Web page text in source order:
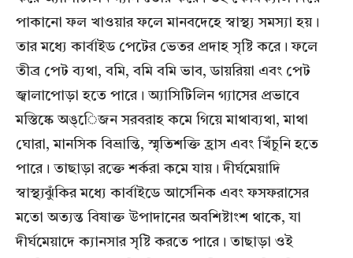
পাকানো ফল খাওয়ার ফলে মানবদেহে স্বাস্থ্য সমস্যা হয়।
তার মধ্যে কার্বাইড পেটের ভেতর প্রদাহ সৃষ্টি করে। ফলে
তীব্র পেট ব্যথা, বমি, বমি বমি ভাব, ডায়রিয়া এবং পেট
জ্বালাপোড়া হতে পারে। অ্যাসিটিলিন গ্যাসের প্রভাবে
মস্তিষ্কে অঙ্েিজন সরবরাহ কমে গিয়ে মাথাব্যথা, মাথা
ঘোরা, মানসিক বিভ্রান্তি, স্মৃতিশক্তি হ্রাস এবং খিঁচুনি হতে
পারে। তাছাড়া রক্তে শর্করা কমে যায়। দীর্ঘমেয়াদি
স্বাস্থ্যঝুঁকির মধ্যে কার্বাইডে আর্সেনিক এবং ফসফরাসের
মতো অত্যন্ত বিষাক্ত উপাদানের অবশিষ্টাংশ থাকে, যা
দীর্ঘমেয়াদে ক্যানসার সৃষ্টি করতে পারে। তাছাড়া ওই